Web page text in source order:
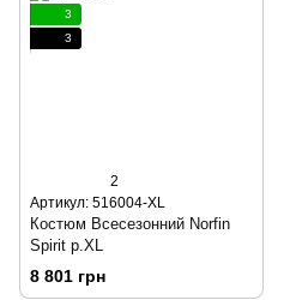
3
3
2
Артикул: 516004-XL
Костюм Всесезонний Norfin
Spirit р.XL
8 801 грн